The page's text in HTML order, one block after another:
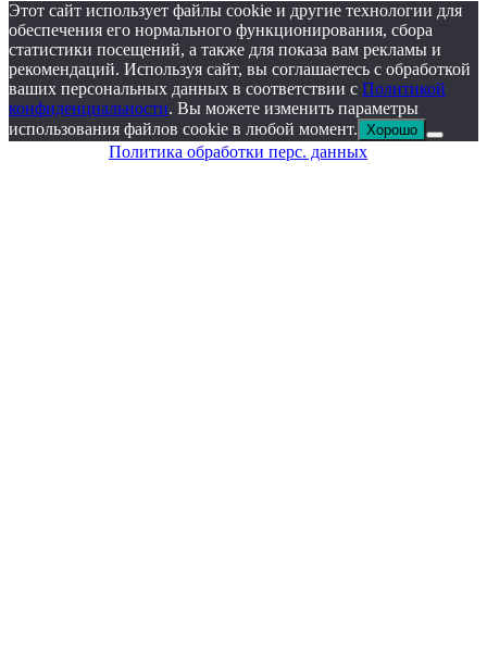
Этот сайт использует файлы cookie и другие технологии для
обеспечения его нормального функционирования, сбора
статистики посещений, а также для показа вам рекламы и
рекомендаций. Используя сайт, вы соглашаетесь с обработкой
ваших персональных данных в соответствии с Политикой
конфиденциальности. Вы можете изменить параметры
использования файлов cookie в любой момент. Хорошо
Политика обработки перс. данных